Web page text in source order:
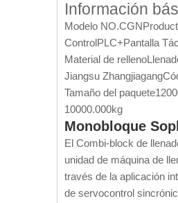
Información
Modelo NO.CGN
ControlPLC+Pantalla
Material de relleno
Jiangsu Zhangjiagang
Tamaño del paquete
10000.000kg
Monobloque
El Combi-block de
unidad de máquina de
través de la aplicación
de servocontrol